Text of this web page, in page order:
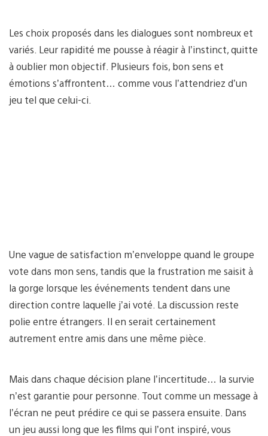
Les choix proposés dans les dialogues sont nombreux et
variés. Leur rapidité me pousse à réagir à l’instinct, quitte
à oublier mon objectif. Plusieurs fois, bon sens et
émotions s’affrontent… comme vous l’attendriez d’un
jeu tel que celui-ci.
Une vague de satisfaction m’enveloppe quand le groupe
vote dans mon sens, tandis que la frustration me saisit à
la gorge lorsque les événements tendent dans une
direction contre laquelle j’ai voté. La discussion reste
polie entre étrangers. Il en serait certainement
autrement entre amis dans une même pièce.
Mais dans chaque décision plane l’incertitude… la survie
n’est garantie pour personne. Tout comme un message à
l’écran ne peut prédire ce qui se passera ensuite. Dans
un jeu aussi long que les films qui l’ont inspiré, vous